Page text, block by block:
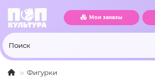
Мои заказы
Фигурки